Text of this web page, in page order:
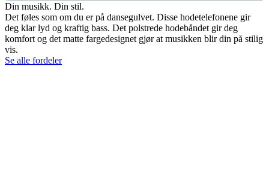
Din musikk. Din stil.
Det føles som om du er på dansegulvet. Disse hodetelefonene gir
deg klar lyd og kraftig bass. Det polstrede hodebåndet gir deg
komfort og det matte fargedesignet gjør at musikken blir din på stilig
vis.
Se alle fordeler